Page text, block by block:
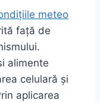
meteo
față de
alimente
celulară și
aplicarea